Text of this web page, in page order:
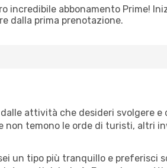
incredibile abbonamento Prime!
dalla prima prenotazione.
attività che desideri svolgere
non temono le orde di turisti, altri
un tipo più tranquillo e preferisci